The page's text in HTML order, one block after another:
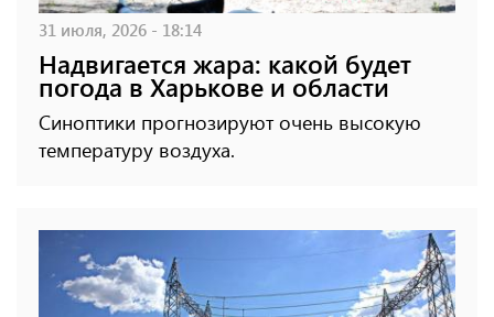
31 июля, 2026 - 18:14
Надвигается жара: какой будет
погода в Харькове и области
Синоптики прогнозируют очень высокую
температуру воздуха.